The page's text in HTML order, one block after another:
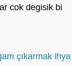
cok degisik bi
çıkarmak ihya